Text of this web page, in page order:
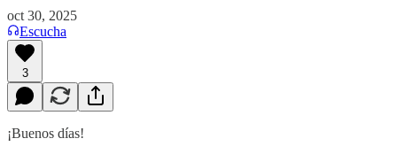
oct 30, 2025
Escucha
3
¡Buenos días!